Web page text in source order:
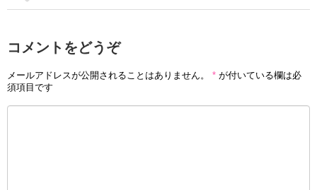
コメントをどうぞ
メールアドレスが公開されることはありません。 * が付いている欄は必
須項目です